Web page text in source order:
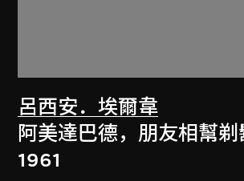
呂西安．埃爾韋
阿美達巴德，朋友相幫剃
1961